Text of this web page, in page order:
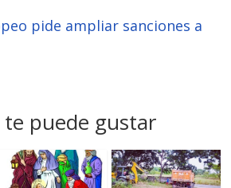
pide ampliar sanciones a
puede gustar